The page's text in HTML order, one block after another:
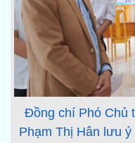
Đồng chí Phó Chủ
Phạm Thị Hân lưu